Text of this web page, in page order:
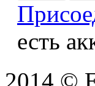
есть